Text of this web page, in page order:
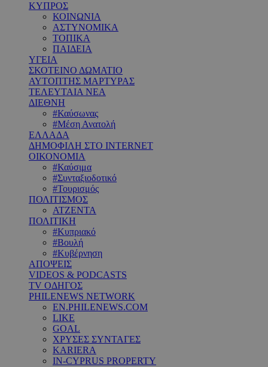
ΚΥΠΡΟΣ
ΚΟΙΝΩΝΙΑ
ΑΣΤΥΝΟΜΙΚΑ
ΤΟΠΙΚΑ
ΠΑΙΔΕΙΑ
ΥΓΕΙΑ
ΣΚΟΤΕΙΝΟ ΔΩΜΑΤΙΟ
ΑΥΤΟΠΤΗΣ ΜΑΡΤΥΡΑΣ
ΤΕΛΕΥΤΑΙΑ ΝΕΑ
ΔΙΕΘΝΗ
#Καύσωνας
#Μέση Ανατολή
ΕΛΛΑΔΑ
ΔΗΜΟΦΙΛΗ ΣΤΟ INTERNET
ΟΙΚΟΝΟΜΙΑ
#Καύσιμα
#Συνταξιοδοτικό
#Τουρισμός
ΠΟΛΙΤΙΣΜΟΣ
ΑΤΖΕΝΤΑ
ΠΟΛΙΤΙΚΗ
#Κυπριακό
#Βουλή
#Κυβέρνηση
ΑΠΟΨΕΙΣ
VIDEOS & PODCASTS
TV ΟΔΗΓΟΣ
PHILENEWS NETWORK
EN.PHILENEWS.COM
LIKE
GOAL
ΧΡΥΣΕΣ ΣΥΝΤΑΓΕΣ
KARIERA
IN-CYPRUS PROPERTY